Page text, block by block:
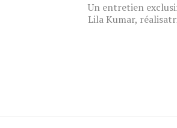
Un entretien
Lila Kumar,